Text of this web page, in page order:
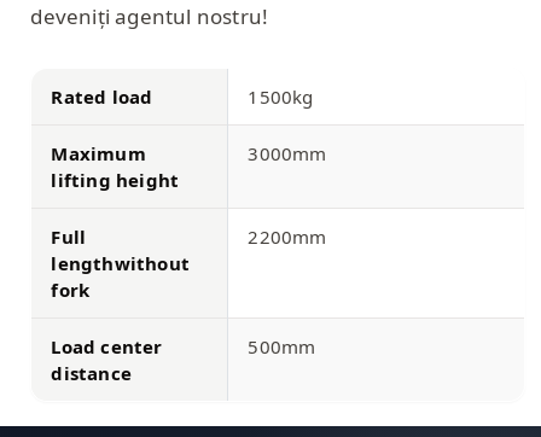
deveniți agentul nostru!
Rated load 1500kg
Maximum
lifting height
3000mm
Full
lengthwithout
fork
2200mm
Load center
distance
500mm